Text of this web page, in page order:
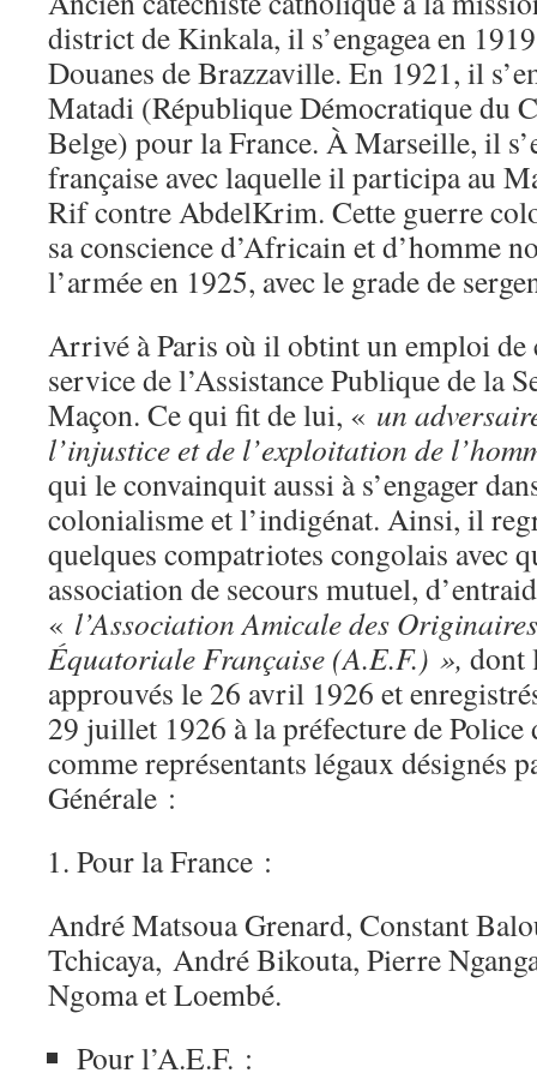
district de Kinkala, il s’engagea en
Douanes de Brazzaville. En 1921, il
Matadi (République Démocratique du
Belge) pour la France. À Marseille, il
française avec laquelle il participa au
Rif contre AbdelKrim. Cette guerre
sa conscience d’Africain et d’homme
l’armée en 1925, avec le grade de
Arrivé à Paris où il obtint un emploi de
service de l’Assistance Publique de la
Maçon. Ce qui fit de lui, « un
l’injustice et de l’exploitation de
qui le convainquit aussi à s’engager
colonialisme et l’indigénat. Ainsi, il
quelques compatriotes congolais avec
association de secours mutuel,
« l’Association Amicale des
Équatoriale Française (A.E.F.) », dont
approuvés le 26 avril 1926 et
29 juillet 1926 à la préfecture de Police
comme représentants légaux désignés
Générale :
Pour la France :
André Matsoua Grenard, Constant
Tchicaya, André Bikouta, Pierre
Ngoma et Loembé.
Pour l’A.E.F. :